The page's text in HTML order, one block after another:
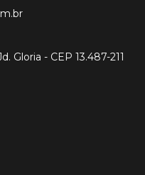
Gloria - CEP 13.487-211